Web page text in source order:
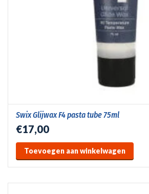
Swix Glijwax F4 pasta tube 75ml
€17,00
Toevoegen aan winkelwagen